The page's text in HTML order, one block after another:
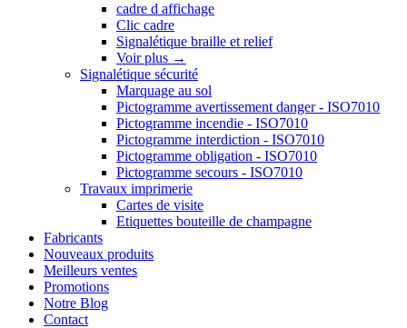
cadre d affichage
Clic cadre
Signalétique braille et relief
Voir plus →
Signalétique sécurité
Marquage au sol
Pictogramme avertissement danger - ISO7010
Pictogramme incendie - ISO7010
Pictogramme interdiction - ISO7010
Pictogramme obligation - ISO7010
Pictogramme secours - ISO7010
Travaux imprimerie
Cartes de visite
Etiquettes bouteille de champagne
Fabricants
Nouveaux produits
Meilleurs ventes
Promotions
Notre Blog
Contact